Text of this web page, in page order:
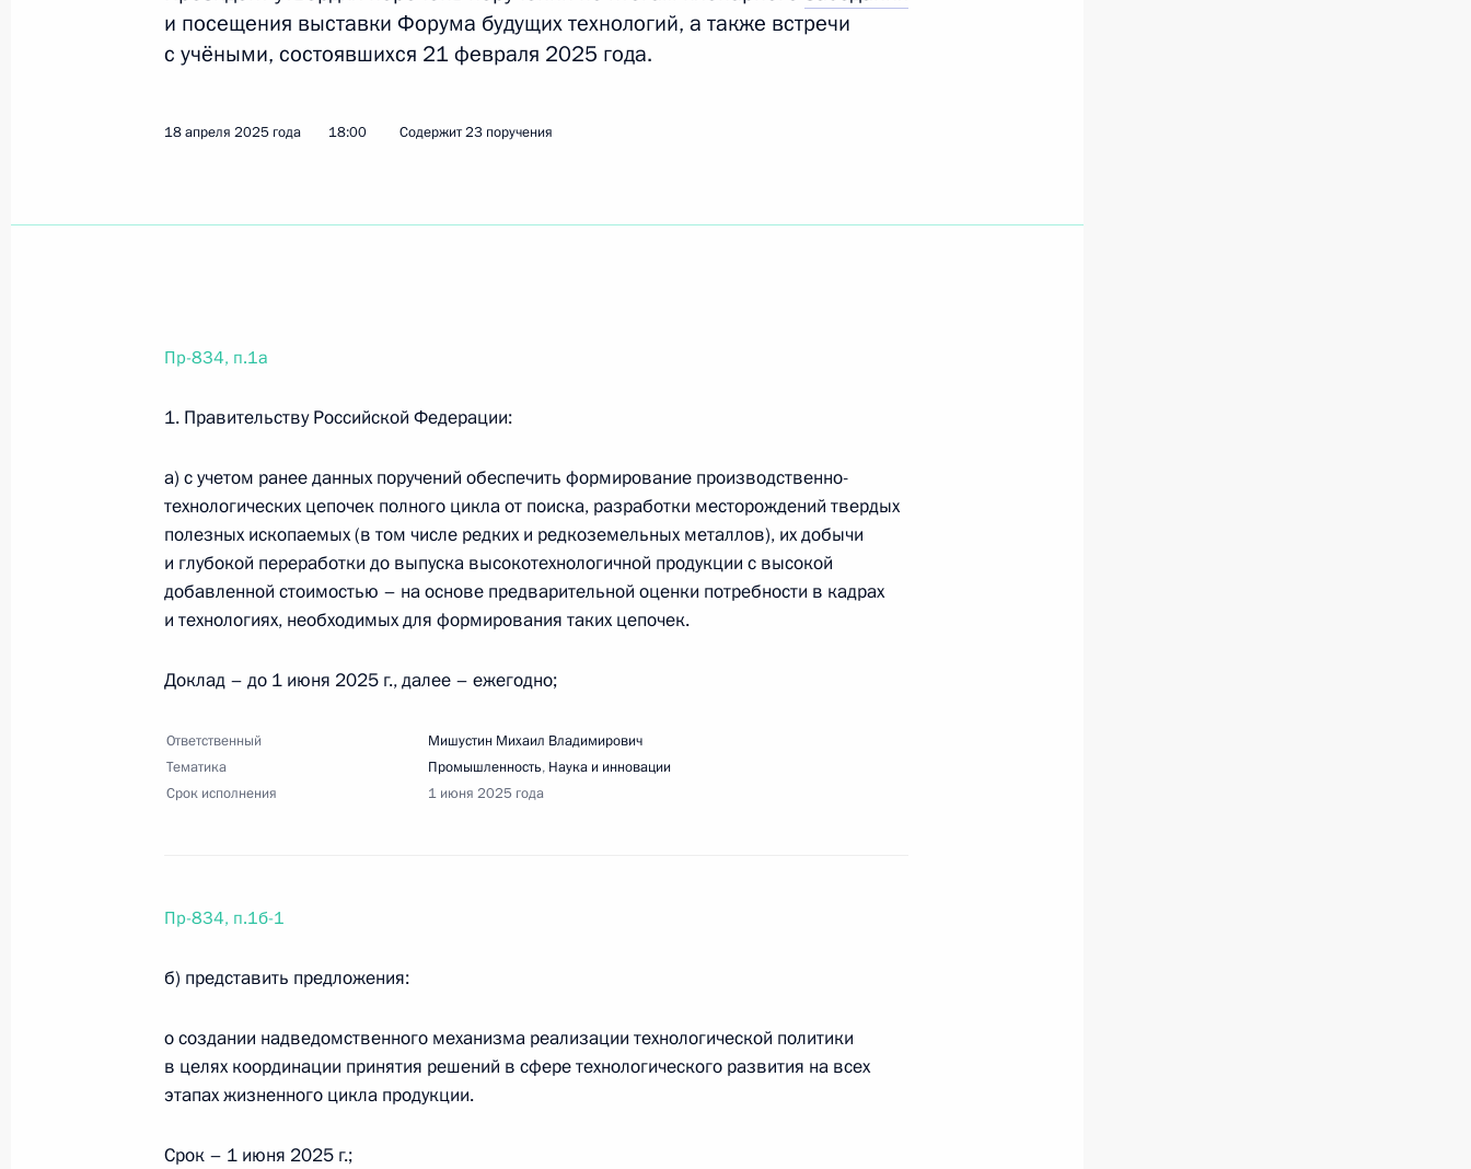
16 июля 2025 года, среда
10 июля 2025 года, четверг
и успех»
10 июля 2025 года, 18:20 6 поручений
Перечень поручений по итогам заседания Совета по развитию физической
Перечень поручений по итогам заседания Совета по реализации госполитики
Перечень поручений по итогам совещания с членами Правительства
30 июня 2025 года, понедельник
Перечень поручений по итогам совещания с членами Правительства
и посещения выставки Форума будущих технологий, а также встречи
с учёными, состоявшихся 21 февраля 2025 года.
18 апреля 2025 года 18:00 Содержит 23 поручения
Пр-834, п.1а
1. Правительству Российской Федерации:
а) с учетом ранее данных поручений обеспечить формирование производственно-
технологических цепочек полного цикла от поиска, разработки месторождений твердых
полезных ископаемых (в том числе редких и редкоземельных металлов), их добычи
и глубокой переработки до выпуска высокотехнологичной продукции с высокой
добавленной стоимостью – на основе предварительной оценки потребности в кадрах
и технологиях, необходимых для формирования таких цепочек.
Доклад – до 1 июня 2025 г., далее – ежегодно;
Ответственный
Мишустин Михаил Владимирович
Тематика
Промышленность, Наука и инновации
Срок исполнения
1 июня 2025 года
Пр-834, п.1б-1
б) представить предложения:
о создании надведомственного механизма реализации технологической политики
в целях координации принятия решений в сфере технологического развития на всех
этапах жизненного цикла продукции.
Срок – 1 июня 2025 г.;